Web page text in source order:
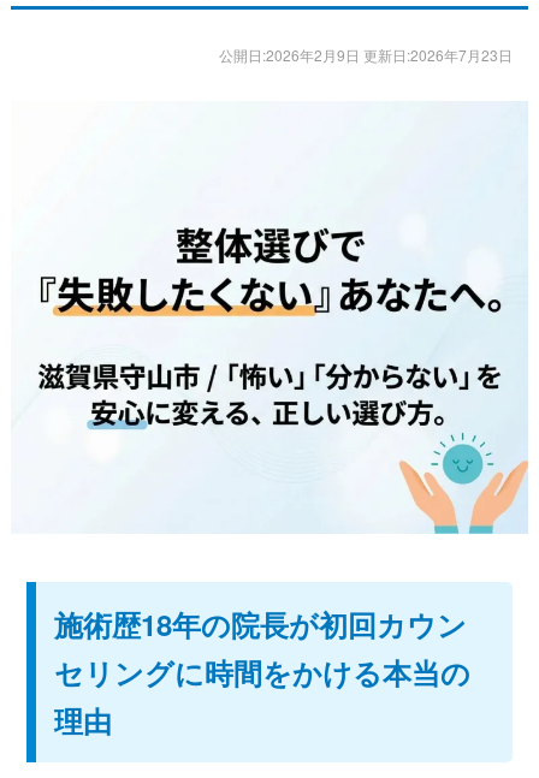
公開日:2026年2月9日 更新日:2026年7月23日
施術歴18年の院長が初回カウン
セリングに時間をかける本当の
理由
タイ古式マッサージ
お客様の声
ストレッチ整体